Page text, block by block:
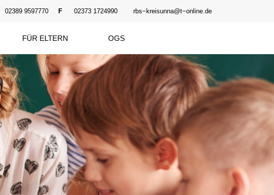
02389 9597770 F 02373 1724990 rbs−kreisunna@t−online.de
FÜR ELTERN OGS